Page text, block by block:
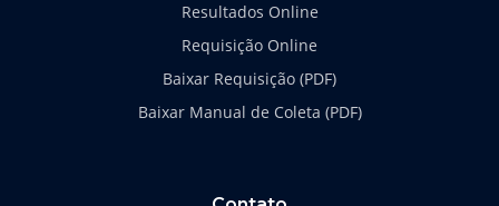
Resultados Online
Requisição Online
Baixar Requisição (PDF)
Baixar Manual de Coleta (PDF)